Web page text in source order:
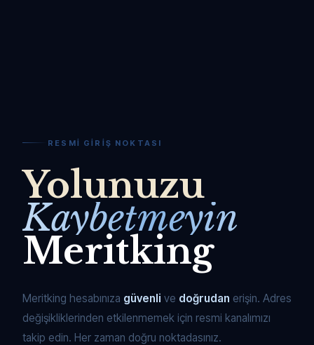
RESMI GIRIŞ NOKTASI
Yolunuzu
Kaybetmeyin
Meritking
Meritking hesabınıza güvenli ve doğrudan erişin. Adres
değişikliklerinden etkilenmemek için resmi kanalımızı
takip edin. Her zaman doğru noktadasınız.